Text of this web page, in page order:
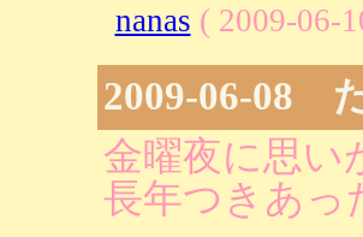
nanas ( 2009-06-
2009-06-08
金曜夜に思い
長年つきあっ